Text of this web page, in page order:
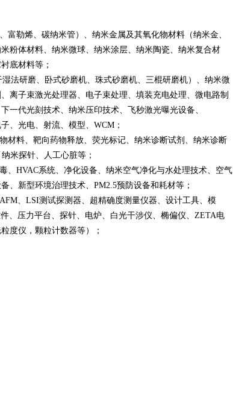
富勒烯、碳纳米管）、纳米金属及其氧化物材料（纳米金、
粉体材料、纳米微球、纳米涂层、纳米陶瓷、纳米复合材
底材料等；
法研磨、卧式砂磨机、珠式砂磨机、三棍研磨机）、纳米微
离子束激光处理器、电子束处理、填装充电处理、微电路制
一代光刻技术、纳米压印技术、飞秒激光曝光设备、
、光电、射流、模型、WCM；
材料、靶向药物释放、荧光标记、纳米诊断试剂、纳米诊断
米探针、人工心脏等；
、HVAC系统、净化设备、纳米空气净化与水处理技术、空气
、新型环境治理技术、PM2.5预防设备和耗材等；
、LSI测试探测器、超精确度测量仪器、设计工具、模
、压力平台、探针、电炉、白光干涉仪、椭偏仪、ZETA电
度仪，颗粒计数器等）；